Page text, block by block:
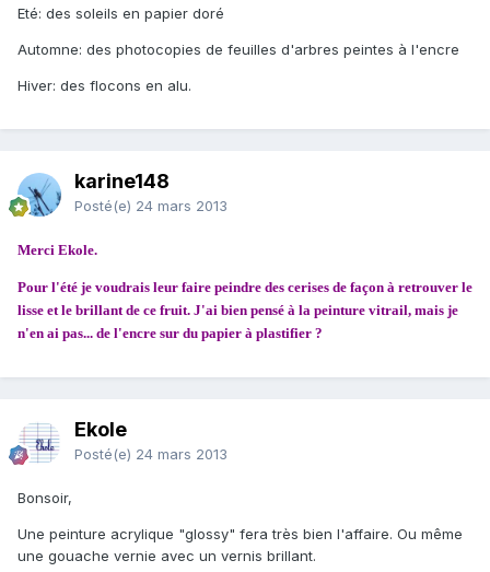
Eté: des soleils en papier doré
Automne: des photocopies de feuilles d'arbres peintes à l'encre
Hiver: des flocons en alu.
karine148
Posté(e) 24 mars 2013
Merci Ekole.
Pour l'été je voudrais leur faire peindre des cerises de façon à retrouver le
lisse et le brillant de ce fruit. J'ai bien pensé à la peinture vitrail, mais je
n'en ai pas... de l'encre sur du papier à plastifier ?
Ekole
Posté(e) 24 mars 2013
Bonsoir,
Une peinture acrylique "glossy" fera très bien l'affaire. Ou même
une gouache vernie avec un vernis brillant.